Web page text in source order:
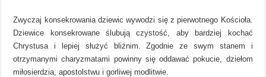
Zwyczaj konsekrowania dziewic wywodzi się z pierwotnego Kościoła.
Dziewice konsekrowane ślubują czystość, aby bardziej kochać
Chrystusa i lepiej służyć bliźnim. Zgodnie ze swym stanem i
otrzymanymi charyzmatami powinny się oddawać pokucie, dziełom
miłosierdzia, apostolstwu i gorliwej modlitwie.